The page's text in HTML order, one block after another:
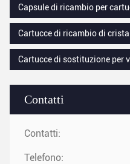
Contatti
Contatti:
Telefono:
Capsule di ricambio per
Cartucce di ricambio di
Cartucce di sostituzione per